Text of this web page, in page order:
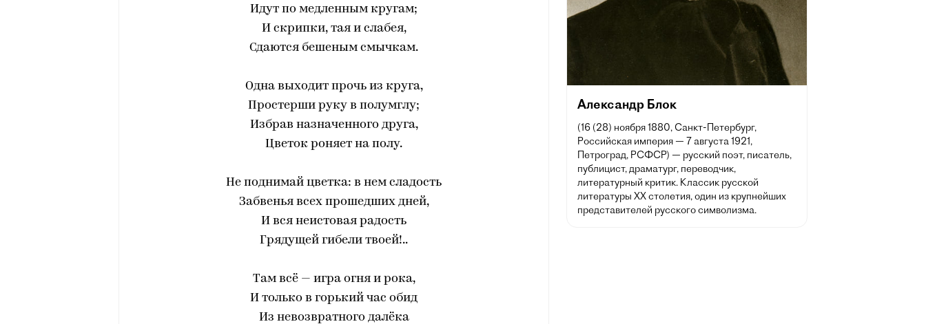
Идут по медленным кругам;
И скрипки, тая и слабея,
Сдаются бешеным смычкам.
Одна выходит прочь из круга,
Простерши руку в полумглу;
Избрав назначенного друга,
Цветок роняет на полу.
Не поднимай цветка: в нем сладость
Забвенья всех прошедших дней,
И вся неистовая радость
Грядущей гибели твоей!..
Там всё — игра огня и рока,
И только в горький час обид
Из невозвратного далёка
Александр Блок
(16 (28) ноября 1880, Санкт-Петербург,
Российская империя — 7 августа 1921,
Петроград, РСФСР) — русский поэт, писатель,
публицист, драматург, переводчик,
литературный критик. Классик русской
литературы XX столетия, один из крупнейших
представителей русского символизма.